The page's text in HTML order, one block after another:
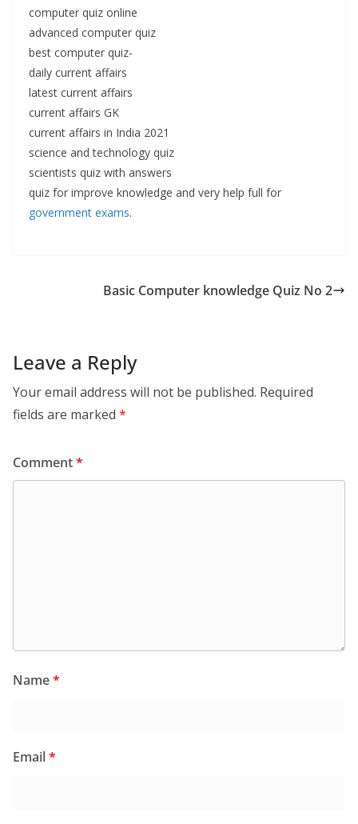
computer quiz online
advanced computer quiz
best computer quiz-
daily current affairs
latest current affairs
current affairs GK
current affairs in India 2021
science and technology quiz
scientists quiz with answers
quiz for improve knowledge and very help full for
government exams.
Basic Computer knowledge Quiz No 2
Leave a Reply
Your email address will not be published. Required
fields are marked *
Comment*
Name*
Email*